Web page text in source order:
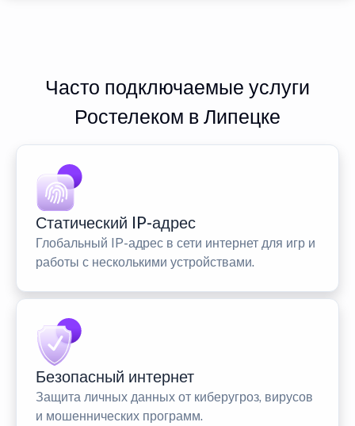
Часто подключаемые услуги
Ростелеком в Липецке
Статический IP-адрес
Глобальный IP-адрес в сети интернет для игр и
работы с несколькими устройствами.
Безопасный интернет
Защита личных данных от киберугроз, вирусов
и мошеннических программ.